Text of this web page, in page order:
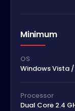
Minimum
OS
Windows Vista
Processor
Dual Core 2.4